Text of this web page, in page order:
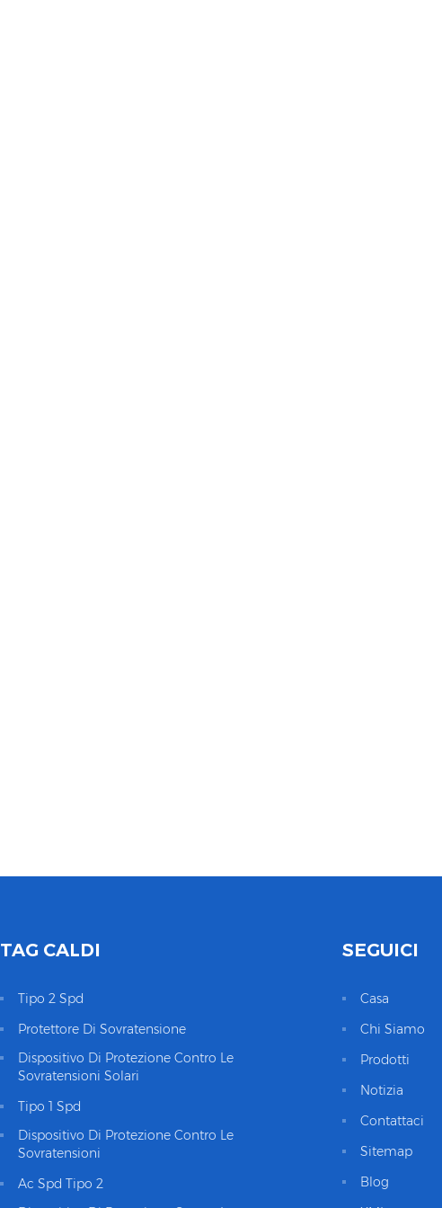
TAG CALDI
Tipo 2 Spd
Protettore Di Sovratensione
Dispositivo Di Protezione Contro Le
Sovratensioni Solari
Tipo 1 Spd
Dispositivo Di Protezione Contro Le
Sovratensioni
Ac Spd Tipo 2
SEGUICI
Casa
Chi Siamo
Prodotti
Notizia
Contattaci
Sitemap
Blog